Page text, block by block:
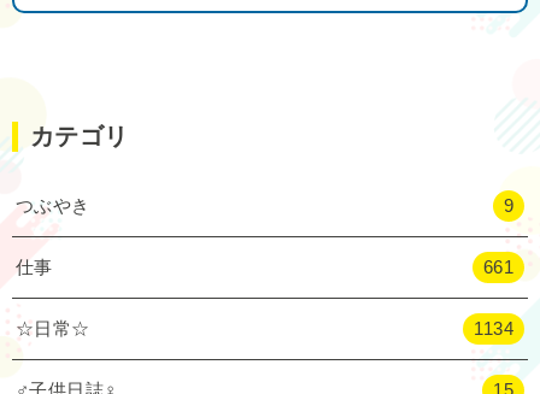
カテゴリ
つぶやき 9
仕事 661
☆日常☆ 1134